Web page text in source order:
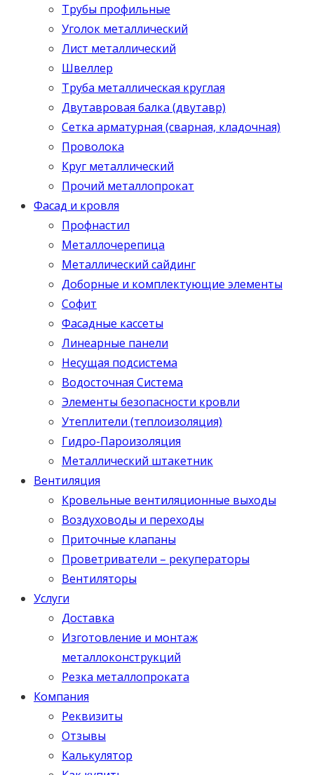
Трубы профильные
Уголок металлический
Лист металлический
Швеллер
Труба металлическая круглая
Двутавровая балка (двутавр)
Сетка арматурная (сварная, кладочная)
Проволока
Круг металлический
Прочий металлопрокат
Фасад и кровля
Профнастил
Металлочерепица
Металлический сайдинг
Доборные и комплектующие элементы
Софит
Фасадные кассеты
Линеарные панели
Несущая подсистема
Водосточная Система
Элементы безопасности кровли
Утеплители (теплоизоляция)
Гидро-Пароизоляция
Металлический штакетник
Вентиляция
Кровельные вентиляционные выходы
Воздуховоды и переходы
Приточные клапаны
Проветриватели – рекуператоры
Вентиляторы
Услуги
Доставка
Изготовление и монтаж
металлоконструкций
Резка металлопроката
Компания
Реквизиты
Отзывы
Калькулятор